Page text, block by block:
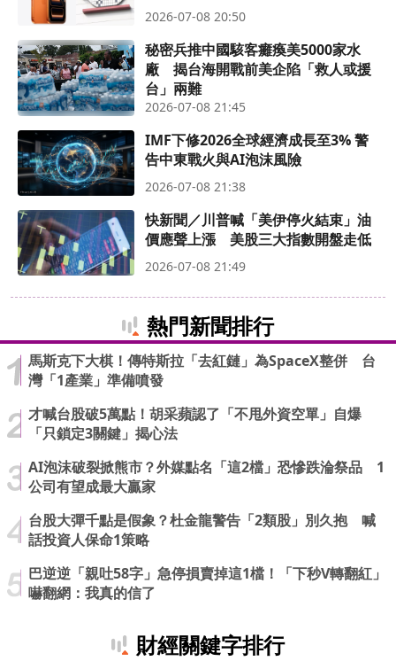
2026-07-08 20:50
秘密兵推中國駭客癱瘓美5000家水
廠 揭台海開戰前美企陷「救人或援
台」兩難
2026-07-08 21:45
IMF下修2026全球經濟成長至3% 警
告中東戰火與AI泡沫風險
2026-07-08 21:38
快新聞／川普喊「美伊停火結束」油
價應聲上漲 美股三大指數開盤走低
2026-07-08 21:49
熱門新聞排行
馬斯克下大棋！傳特斯拉「去紅鏈」為SpaceX整併 台
灣「1產業」準備噴發
才喊台股破5萬點！胡采蘋認了「不甩外資空單」自爆
「只鎖定3關鍵」揭心法
AI泡沫破裂掀熊市？外媒點名「這2檔」恐慘跌淪祭品 1
公司有望成最大贏家
台股大彈千點是假象？杜金龍警告「2類股」別久抱 喊
話投資人保命1策略
巴逆逆「親吐58字」急停損賣掉這1檔！「下秒V轉翻紅」
嚇翻網：我真的信了
財經關鍵字排行